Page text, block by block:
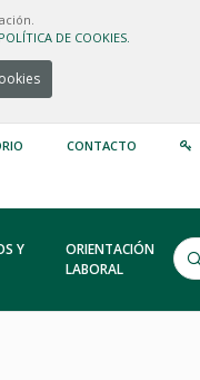
POLÍTICA DE COOKIES.
CONTACTO
Y
ORIENTACIÓN
LABORAL